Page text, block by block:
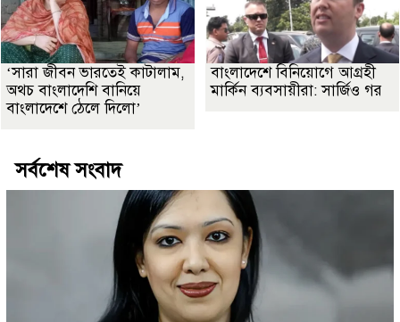
‘সারা জীবন ভারতেই কাটালাম,
অথচ বাংলাদেশি বানিয়ে
বাংলাদেশে ঠেলে দিলো’
বাংলাদেশে বিনিয়োগে আগ্রহী
মার্কিন ব্যবসায়ীরা: সার্জিও গর
সর্বশেষ সংবাদ